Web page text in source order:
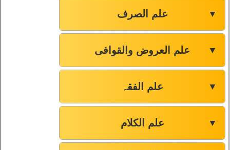
علم الصرف ▼
علم العروض والقوافی ▼
علم الفقہ ▼
علم الکلام ▼